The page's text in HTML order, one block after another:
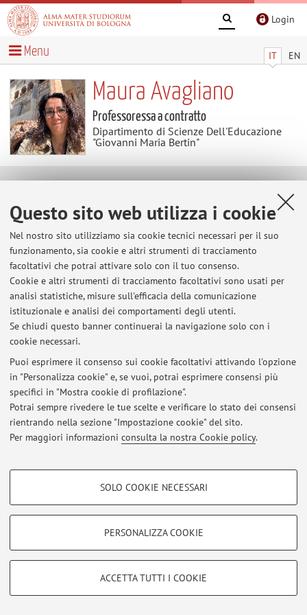
Questo sito web utilizza i cookie
Nel nostro sito utilizziamo sia cookie tecnici necessari per il suo
funzionamento, sia cookie e altri strumenti di tracciamento
facoltativi che potrai attivare solo con il tuo consenso.
Cookie e altri strumenti di tracciamento facoltativi sono usati per
analisi statistiche, misure sull'efficacia della comunicazione
istituzionale e analisi dei comportamenti degli utenti.
Se chiudi questo banner continuerai la navigazione solo con i
cookie necessari.
Puoi esprimere il consenso sui cookie facoltativi attivando l'opzione
in "Personalizza cookie" e, se vuoi, potrai esprimere consensi più
specifici in "Mostra cookie di profilazione".
Potrai sempre rivedere le tue scelte e verificare lo stato dei consensi
rientrando nella sezione "Impostazione cookie" del sito.
Per maggiori informazioni consulta la nostra Cookie policy.
COOKIE DI PROFILAZIONE - FACOLTATIVI
COOKIE TECNICI - NECESSARI
Si tratta di cookie tecnici utilizzati, a titolo esemplificativo, per il corretto
SOLO COOKIE NECESSARI
PERSONALIZZA COOKIE
ACCETTA TUTTI I COOKIE
Login
IT EN
Menu
Maura Avagliano
Professoressa a contratto
Dipartimento di Scienze Dell'Educazione
"Giovanni Maria Bertin"
Ultimi avvisi
Al momento non sono presenti avvisi.
Area riservata
Accedi tramite
|Note legali| Impostazioni Cookie